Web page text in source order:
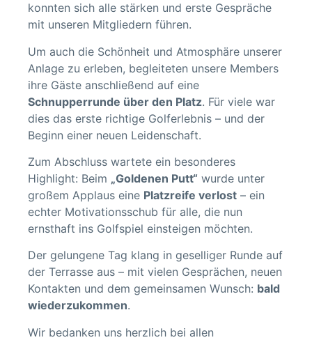
konnten sich alle stärken und erste Gespräche
mit unseren Mitgliedern führen.
Um auch die Schönheit und Atmosphäre unserer
Anlage zu erleben, begleiteten unsere Members
ihre Gäste anschließend auf eine
Schnupperrunde über den Platz. Für viele war
dies das erste richtige Golferlebnis – und der
Beginn einer neuen Leidenschaft.
Zum Abschluss wartete ein besonderes
Highlight: Beim „Goldenen Putt“ wurde unter
großem Applaus eine Platzreife verlost – ein
echter Motivationsschub für alle, die nun
ernsthaft ins Golfspiel einsteigen möchten.
Der gelungene Tag klang in geselliger Runde auf
der Terrasse aus – mit vielen Gesprächen, neuen
Kontakten und dem gemeinsamen Wunsch: bald
wiederzukommen.
Wir bedanken uns herzlich bei allen